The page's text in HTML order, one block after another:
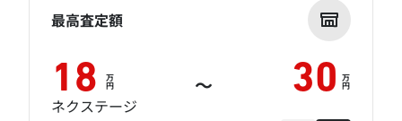
最高査定額
18 万
円 ～ 30 万
円
ネクステージ